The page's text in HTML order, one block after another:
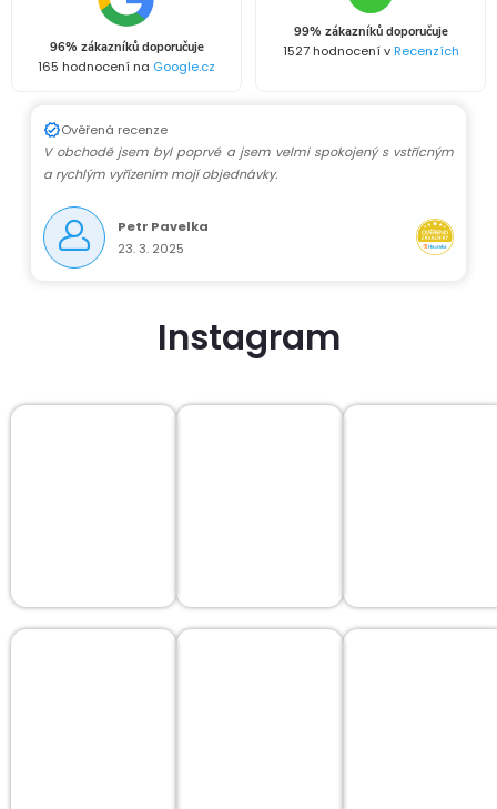
96% zákazníků doporučuje
165 hodnocení na Google.cz
99% zákazníků doporučuje
1527 hodnocení vRecenzích
Ověřená recenze
V obchodě jsem byl poprvé a jsem velmi spokojený s vstřícným
a rychlým vyřízením mojí objednávky.
Petr Pavelka
23. 3. 2025
Instagram